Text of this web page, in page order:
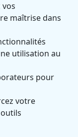
maîtrise dans
utilisation au
pour
votre